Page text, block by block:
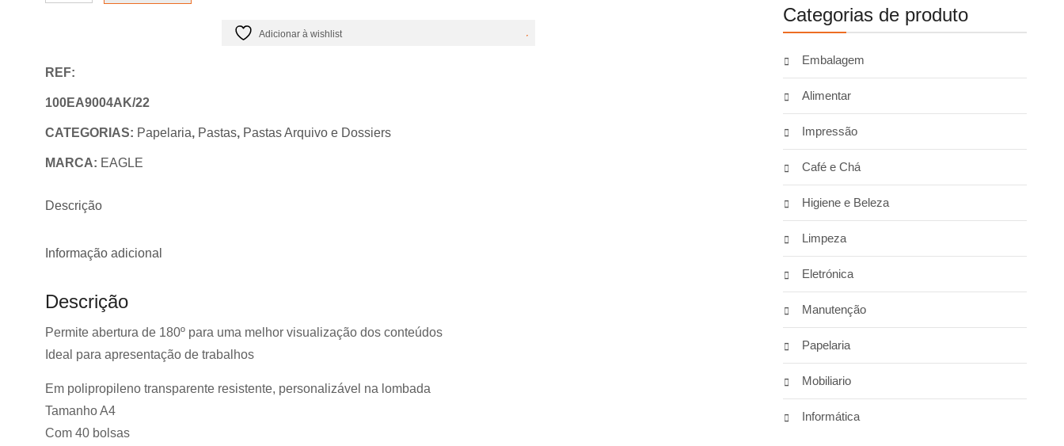
de
Bolsas
80
Catálogo
Eagle
Azul
Adicionar à wishlist
REF:
100EA9004AK/22
CATEGORIAS: Papelaria, Pastas, Pastas Arquivo e Dossiers
MARCA: EAGLE
Descrição
Informação adicional
Descrição
Permite abertura de 180º para uma melhor visualização dos conteúdos
Ideal para apresentação de trabalhos
Em polipropileno transparente resistente, personalizável na lombada
Tamanho A4
Com 40 bolsas
Categorias de produto
Embalagem
Alimentar
Impressão
Café e Chá
Higiene e Beleza
Limpeza
Eletrónica
Manutenção
Papelaria
Mobiliario
Informática